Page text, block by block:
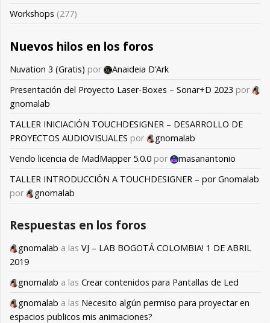
Workshops (277)
Nuevos hilos en los foros
Nuvation 3 (Gratis) por
Anaideia D’Ark
Presentación del Proyecto Laser-Boxes – Sonar+D 2023 por
gnomalab
TALLER INICIACIÓN TOUCHDESIGNER – DESARROLLO DE
PROYECTOS AUDIOVISUALES por
gnomalab
Vendo licencia de MadMapper 5.0.0 por
masanantonio
TALLER INTRODUCCIÓN A TOUCHDESIGNER – por Gnomalab
por
gnomalab
Respuestas en los foros
gnomalab a las VJ – LAB BOGOTÁ COLOMBIA! 1 DE ABRIL
2019
gnomalab a las Crear contenidos para Pantallas de Led
gnomalab a las Necesito algún permiso para proyectar en
espacios publicos mis animaciones?